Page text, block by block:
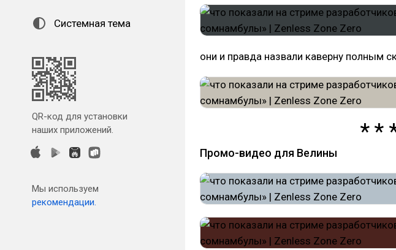
Системная тема
QR-код для установки
наших приложений.
Мы используем
рекомендации.
они и правда назвали каверну полным
Промо-видео для Велины